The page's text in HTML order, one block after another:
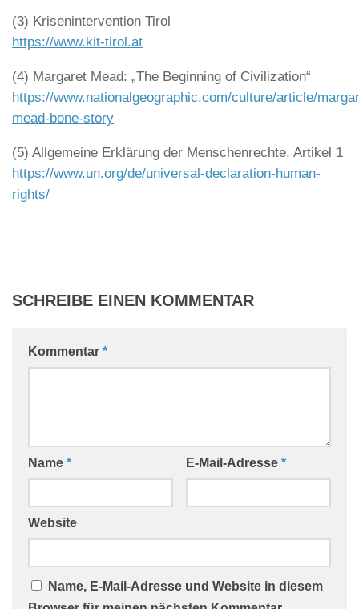
(3) Krisenintervention Tirol
https://www.kit-tirol.at
(4) Margaret Mead: „The Beginning of Civilization“
https://www.nationalgeographic.com/culture/article/
mead-bone-story
(5) Allgemeine Erklärung der Menschenrechte, Artikel 1
https://www.un.org/de/universal-declaration-human-
rights/
SCHREIBE EINEN KOMMENTAR
Kommentar *
Name * E-Mail-Adresse *
Website
Name, E-Mail-Adresse und Website in diesem